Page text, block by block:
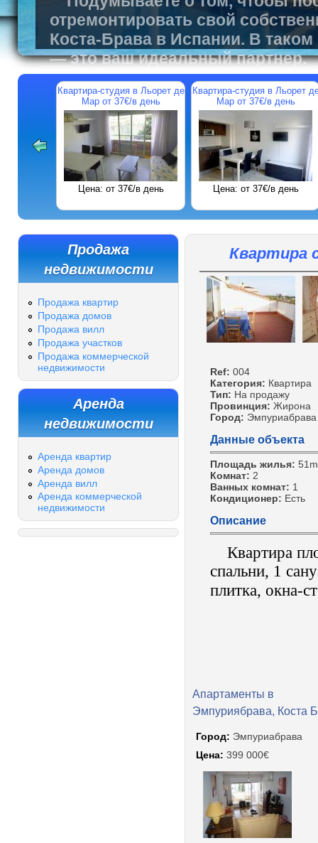
отремонтировать свой
Коста-Брава в Испании. В
— это ваш идеальный партнер.
Квартира-студия в Льорет де
Мар от 37€/в день
Цена: от 37€/в день
Квартира-студия в Льорет
Мар от 37€/в день
Цена: от 37€/в день
Продажа
недвижимости
Продажа квартир
Продажа домов
Продажа вилл
Продажа участков
Продажа коммерческой
недвижимости
Аренда
недвижимости
Аренда квартир
Аренда домов
Аренда вилл
Аренда коммерческой
недвижимости
Квартира
Ref: 004
Категория: Квартира
Тип: На продажу
Провинция: Жирона
Город: Эмпуриабрава
Данные объекта
Площадь жилья:
Комнат: 2
Ванных комнат: 1
Кондиционер: Есть
Описание
Квартира
спальни, 1
плитка, окна-
Апартаменты в
Эмпуриябрава, Коста
Город: Эмпуриабрава
Цена: 399 000€